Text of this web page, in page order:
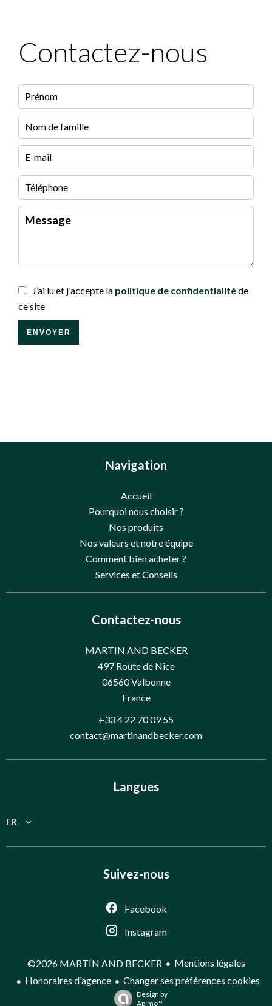
Contactez-nous
J’ai lu et j'accepte la politique de confidentialitéde
ce site
ENVOYER
Navigation
Accueil
Pourquoi nous choisir ?
Nos produits
Nos valeurs et notre équipe
Comment bien acheter ?
Services et Conseils
Contactez-nous
MARTIN AND BECKER
497 Route de Nice
06560Valbonne
France
+33 4 22 70 09 55
contact@martinandbecker.com
Langues
FR
Suivez-nous
Facebook
Instagram
©2026 MARTIN AND BECKER
Mentions légales
Honoraires d'agence
Changer ses préférences cookies
Design by
Apimo™